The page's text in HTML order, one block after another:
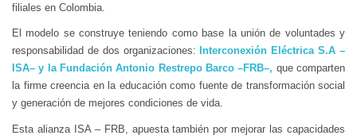
filiales en Colombia.
El modelo se construye teniendo como base la unión de voluntades y
responsabilidad de dos organizaciones: Interconexión Eléctrica S.A –
ISA– y la Fundación Antonio Restrepo Barco –FRB–, que comparten
la firme creencia en la educación como fuente de transformación social
y generación de mejores condiciones de vida.
Esta alianza ISA – FRB, apuesta también por mejorar las capacidades